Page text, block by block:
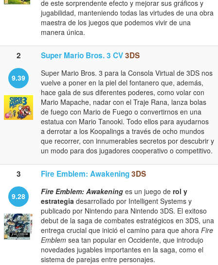
de este sorprendente efecto y mejorar sus gráficos y
jugabilidad, manteniendo todas las virtudes de una obra
maestra de los juegos que podemos vivir de una
manera única.
2 Super Mario Bros. 3 CV3DS
9.39
Super Mario Bros. 3 para la Consola Virtual de 3DS nos
vuelve a poner en la piel del fontanero que, además,
hace gala de sus diferentes poderes, como volar con
Mario Mapache, nadar con el Traje Rana, lanza bolas
de fuego con Mario de Fuego o convertirnos en una
estatua con Mario Tanooki. Todo ellos para ayudarnos
a derrotar a los Koopalings a través de ocho mundos
que recorrer, con innumerables secretos por descubrir y
un modo para dos jugadores cooperativo o competitivo.
3 Fire Emblem: Awakening3DS
9.28 Fire Emblem: Awakening es un juego de rol y
estrategia desarrollado por Intelligent Systems y
publicado por Nintendo para Nintendo 3DS. El exitoso
debut de la saga de combates estratégicos en 3DS, una
entrega crucial que inició el camino para que ahora Fire
Emblem sea tan popular en Occidente, que introdujo
novedades jugables importantes en la saga, como el
sistema de parejas entre personajes.